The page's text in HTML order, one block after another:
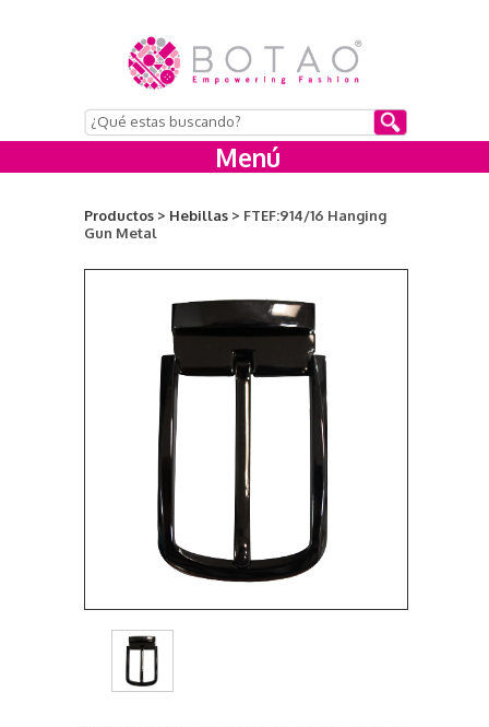
Menú
Productos > Hebillas > FTEF:914/16 Hanging
Gun Metal